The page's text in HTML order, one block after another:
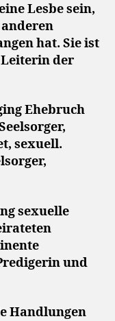
Lesbe sein,
hat. Sie ist
der
Ehebruch
sexuell.
sexuelle
und
Handlungen